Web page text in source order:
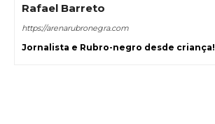
Rafael Barreto
https://arenarubronegra.com
Jornalista e Rubro-negro desde criança!